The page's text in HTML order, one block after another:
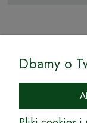
Internetowy Sklep
podkarpackich
rynek wysokiej
innych produktów
Dbamy o